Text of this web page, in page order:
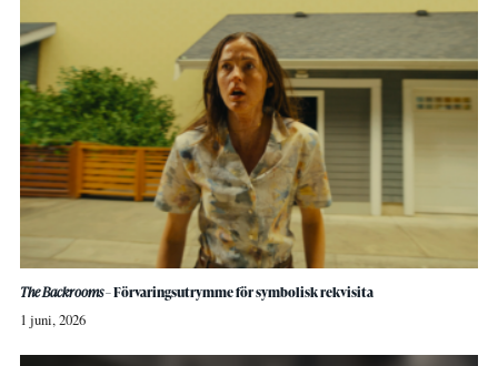
The Backrooms– Förvaringsutrymme för symbolisk rekvisita
1 juni, 2026